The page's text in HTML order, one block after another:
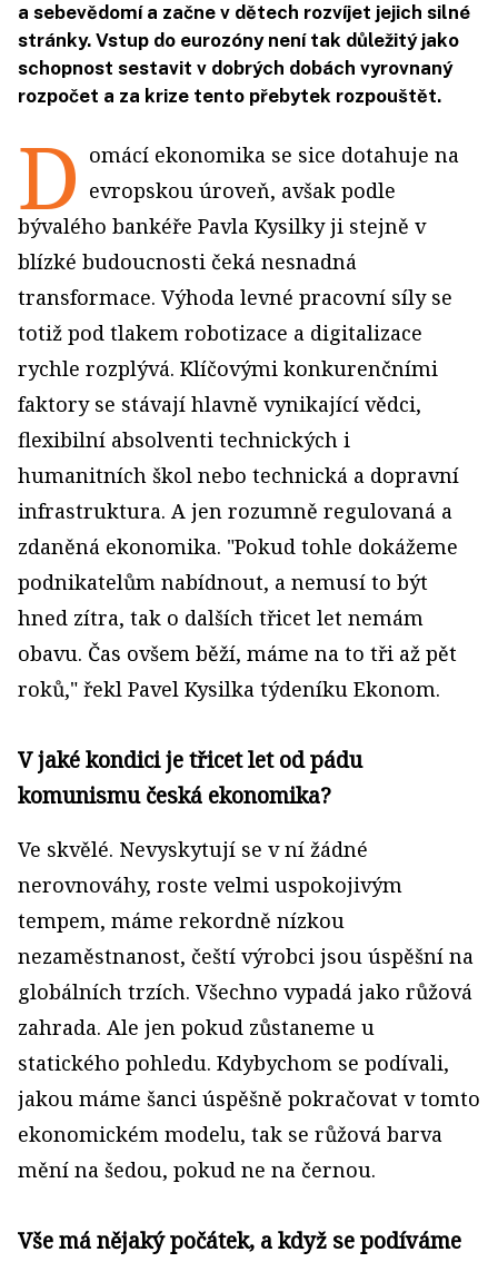
a sebevědomí a začne v dětech rozvíjet jejich silné
stránky. Vstup do eurozóny není tak důležitý jako
schopnost sestavit v dobrých dobách vyrovnaný
rozpočet a za krize tento přebytek rozpouštět.
D omácí ekonomika se sice dotahuje na
evropskou úroveň, avšak podle
bývalého bankéře Pavla Kysilky ji stejně v
blízké budoucnosti čeká nesnadná
transformace. Výhoda levné pracovní síly se
totiž pod tlakem robotizace a digitalizace
rychle rozplývá. Klíčovými konkurenčními
faktory se stávají hlavně vynikající vědci,
flexibilní absolventi technických i
humanitních škol nebo technická a dopravní
infrastruktura. A jen rozumně regulovaná a
zdaněná ekonomika. "Pokud tohle dokážeme
podnikatelům nabídnout, a nemusí to být
hned zítra, tak o dalších třicet let nemám
obavu. Čas ovšem běží, máme na to tři až pět
roků," řekl Pavel Kysilka týdeníku Ekonom.
V jaké kondici je třicet let od pádu
komunismu česká ekonomika?
Ve skvělé. Nevyskytují se v ní žádné
nerovnováhy, roste velmi uspokojivým
tempem, máme rekordně nízkou
nezaměstnanost, čeští výrobci jsou úspěšní na
globálních trzích. Všechno vypadá jako růžová
zahrada. Ale jen pokud zůstaneme u
statického pohledu. Kdybychom se podívali,
jakou máme šanci úspěšně pokračovat v tomto
ekonomickém modelu, tak se růžová barva
mění na šedou, pokud ne na černou.
Vše má nějaký počátek, a když se podíváme